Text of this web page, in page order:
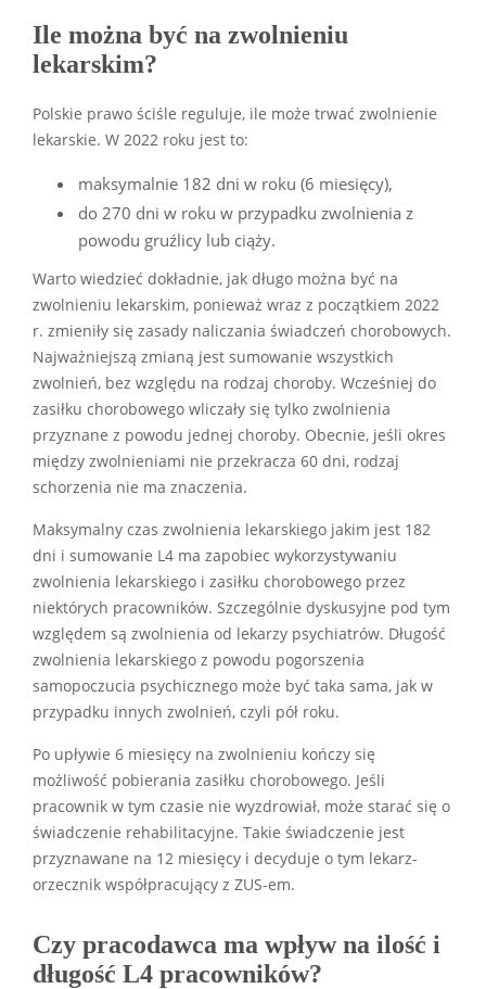
Ile można być na zwolnieniu
lekarskim?
Polskie prawo ściśle reguluje, ile może trwać zwolnienie
lekarskie. W 2022 roku jest to:
maksymalnie 182 dni w roku (6 miesięcy),
do 270 dni w roku w przypadku zwolnienia z
powodu gruźlicy lub ciąży.
Warto wiedzieć dokładnie, jak długo można być na
zwolnieniu lekarskim, ponieważ wraz z początkiem 2022
r. zmieniły się zasady naliczania świadczeń chorobowych.
Najważniejszą zmianą jest sumowanie wszystkich
zwolnień, bez względu na rodzaj choroby. Wcześniej do
zasiłku chorobowego wliczały się tylko zwolnienia
przyznane z powodu jednej choroby. Obecnie, jeśli okres
między zwolnieniami nie przekracza 60 dni, rodzaj
schorzenia nie ma znaczenia.
Maksymalny czas zwolnienia lekarskiego jakim jest 182
dni i sumowanie L4 ma zapobiec wykorzystywaniu
zwolnienia lekarskiego i zasiłku chorobowego przez
niektórych pracowników. Szczególnie dyskusyjne pod tym
względem są zwolnienia od lekarzy psychiatrów. Długość
zwolnienia lekarskiego z powodu pogorszenia
samopoczucia psychicznego może być taka sama, jak w
przypadku innych zwolnień, czyli pół roku.
Po upływie 6 miesięcy na zwolnieniu kończy się
możliwość pobierania zasiłku chorobowego. Jeśli
pracownik w tym czasie nie wyzdrowiał, może starać się o
świadczenie rehabilitacyjne. Takie świadczenie jest
przyznawane na 12 miesięcy i decyduje o tym lekarz-
orzecznik współpracujący z ZUS-em.
Czy pracodawca ma wpływ na ilość i
długość L4 pracowników?